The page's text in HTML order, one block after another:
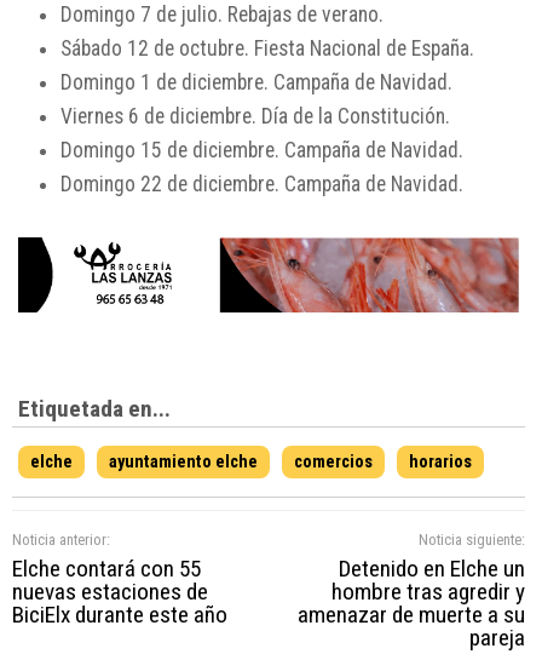
Domingo 7 de julio. Rebajas de verano.
Sábado 12 de octubre. Fiesta Nacional de España.
Domingo 1 de diciembre. Campaña de Navidad.
Viernes 6 de diciembre. Día de la Constitución.
Domingo 15 de diciembre. Campaña de Navidad.
Domingo 22 de diciembre. Campaña de Navidad.
Etiquetada en...
elche ayuntamiento elche comercios horarios
Noticia anterior:
Elche contará con 55
nuevas estaciones de
BiciElx durante este año
Noticia siguiente:
Detenido en Elche un
hombre tras agredir y
amenazar de muerte a su
pareja